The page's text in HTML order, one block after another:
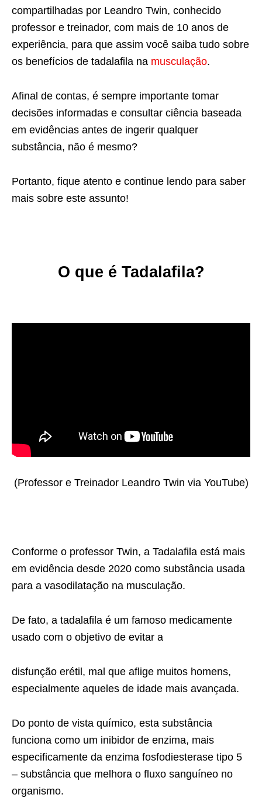
compartilhadas por Leandro Twin, conhecido
professor e treinador, com mais de 10 anos de
experiência, para que assim você saiba tudo sobre
os benefícios de tadalafila na musculação.
Afinal de contas, é sempre importante tomar
decisões informadas e consultar ciência baseada
em evidências antes de ingerir qualquer
substância, não é mesmo?
Portanto, fique atento e continue lendo para saber
mais sobre este assunto!
O que é Tadalafila?
(Professor e Treinador Leandro Twin via YouTube)
Conforme o professor Twin, a Tadalafila está mais
em evidência desde 2020 como substância usada
para a vasodilatação na musculação.
De fato, a tadalafila é um famoso medicamente
usado com o objetivo de evitar a
disfunção erétil, mal que aflige muitos homens,
especialmente aqueles de idade mais avançada.
Do ponto de vista químico, esta substância
funciona como um inibidor de enzima, mais
especificamente da enzima fosfodiesterase tipo 5
– substância que melhora o fluxo sanguíneo no
organismo.